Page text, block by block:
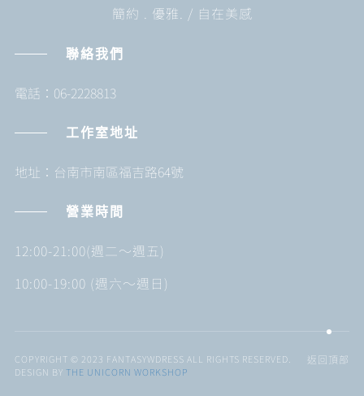
簡約 . 優雅. / 自在美感
聯絡我們
電話：06-2228813
工作室地址
地址：台南市南區福吉路64號
營業時間
12:00-21:00(週二～週五)
10:00-19:00 (週六～週日)
COPYRIGHT © 2023 FANTASYWDRESS ALL RIGHTS RESERVED.
DESIGN BY THE UNICORN WORKSHOP
返回頂部